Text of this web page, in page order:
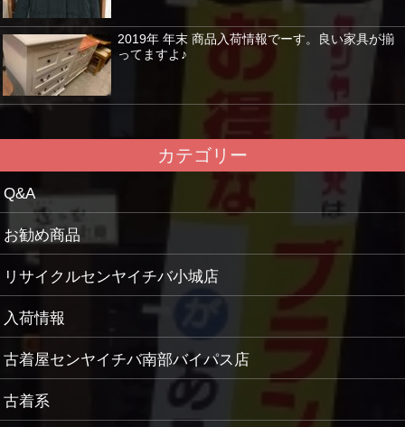
2019年 年末 商品入荷情報でーす。良い家具が揃
ってますよ♪
カテゴリー
Q&A
お勧め商品
リサイクルセンヤイチバ小城店
入荷情報
古着屋センヤイチバ南部バイパス店
古着系